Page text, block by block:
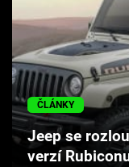
Seriály
Hry
Cool Esport
Pořady
ČLÁNKY
Jeep se
verzí